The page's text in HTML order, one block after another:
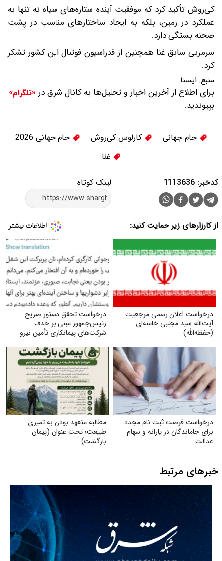
کی‌روش تأکید کرد که موفقیت آینده ستاره‌های سیاه نه تنها به
عملکرد در زمین، بلکه به ایجاد ساختارهای مناسب در پشت
صحنه بستگی دارد.
سرمربی سابق غنا همچنین از فدراسیون فوتبال این کشور تشکر
کرد.
منبع: ايسنا
برای اطلاع از آخرین اخبار و تحلیل‌ها به کانال شرق در «تلگرام»
بپیوندید.
جام جهانی کارلوس کی‌روش
جام جهانی 2026
غنا
لینک کوتاه کدخبر: 1113636
از کارزارهای زیر حمایت کنید:
درخواست اعلان رسمی مرجعیت
آیت‌الله سید مجتبی خامنه‌ای
(حفظه‌الله)
درخواست تحقق دستور صریح
رئیس‌جمهور مبنی بر حذف
شرکت‌های پیمانکاری تأمین نیرو
درخواست فرصت ثبت‌ نام مجدد
برای جاماندگان در یارانه و سهام
عدالت
مطالبه متعهد بودن به تمیزی
طبیعت؛ تحت عنوان (پیمان
بازگشت)
خبرهای مرتبط